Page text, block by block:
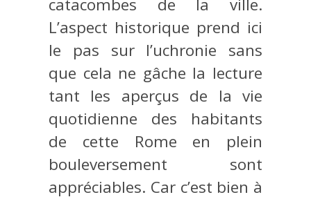
catacombes de la ville.
L’aspect historique prend ici
le pas sur l’uchronie sans
que cela ne gâche la lecture
tant les aperçus de la vie
quotidienne des habitants
de cette Rome en plein
bouleversement sont
appréciables. Car c’est bien à